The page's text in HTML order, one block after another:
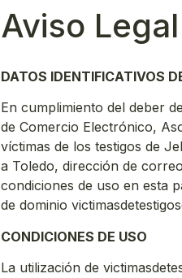
Aviso Legal
DATOS IDENTIFICATIVOS
En cumplimiento del deber
de Comercio Electrónico,
víctimas de los testigos de
a Toledo, dirección de
condiciones de uso en esta
de dominio
CONDICIONES DE USO
La utilización de